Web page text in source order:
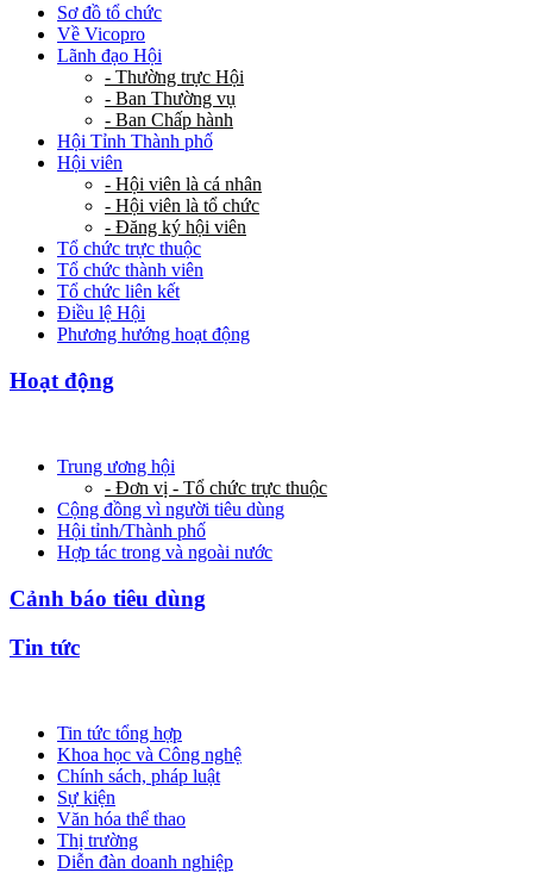
Sơ đồ tổ chức
Về Vicopro
Lãnh đạo Hội
- Thường trực Hội
- Ban Thường vụ
- Ban Chấp hành
Hội Tỉnh Thành phố
Hội viên
- Hội viên là cá nhân
- Hội viên là tổ chức
- Đăng ký hội viên
Tổ chức trực thuộc
Tổ chức thành viên
Tổ chức liên kết
Điều lệ Hội
Phương hướng hoạt động
Hoạt động
Trung ương hội
- Đơn vị - Tổ chức trực thuộc
Cộng đồng vì người tiêu dùng
Hội tỉnh/Thành phố
Hợp tác trong và ngoài nước
Cảnh báo tiêu dùng
Tin tức
Tin tức tổng hợp
Khoa học và Công nghệ
Chính sách, pháp luật
Sự kiện
Văn hóa thể thao
Thị trường
Diễn đàn doanh nghiệp